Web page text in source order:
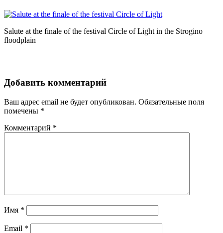
Salute at the finale of the festival Circle of Light in the Strogino
floodplain
Добавить комментарий
Ваш адрес email не будет опубликован. Обязательные поля
помечены *
Комментарий *
Имя *
Email *